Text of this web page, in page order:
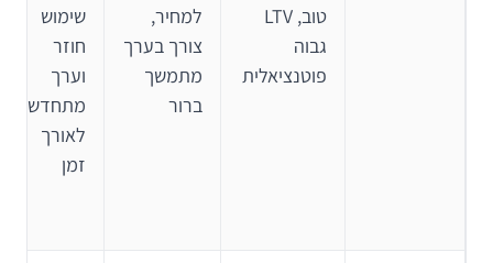
טוב, LTV
גבוה
פוטנציאלית
למחיר,
צורך בערך
מתמשך
ברור
שימוש
חוזר
וערך
מתחדש
לאורך
זמן